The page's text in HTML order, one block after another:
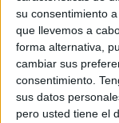
su consentimiento
que llevemos a
forma alternativa,
cambiar sus
consentimiento.
sus datos
pero usted tiene el
aficionados de la
entrenar durante
intervalo de
abonados del
preparar su